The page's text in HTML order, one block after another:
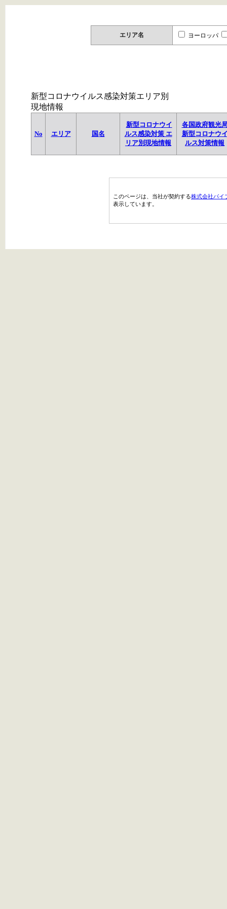
エリア名 ヨーロッパ
新型コロナウイルス感染対策エリア別
現地情報
No エリア 国名
新型コロナウイ
ルス感染対策 エ
リア別現地情報
各国政府観光
新型コロナウ
ルス対策情報
このページは、当社が契約する株式会社パイ
表示しています。